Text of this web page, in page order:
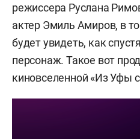
режиссера Руслана
актер Эмиль Амиров, в
будет увидеть, как
персонаж. Такое вот
киновселенной «Из Уфы